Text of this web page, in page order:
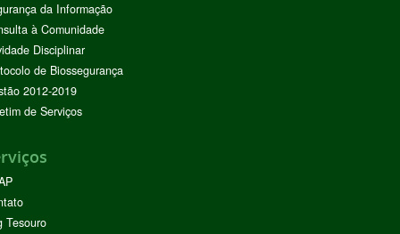
da Informação
à Comunidade
Disciplinar
de Biossegurança
2012-2019
de Serviços
Tesouro